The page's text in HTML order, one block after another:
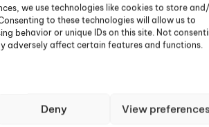
we use technologies like cookies to store
to these technologies will allow us to
behavior or unique IDs on this site. Not
adversely affect certain features and functions.
Deny View preferences